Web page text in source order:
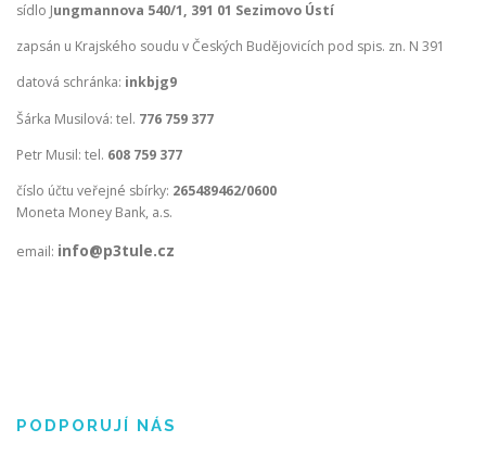
sídlo Jungmannova 540/1, 391 01 Sezimovo Ústí
zapsán u Krajského soudu v Českých Budějovicích pod spis. zn. N 391
datová schránka: inkbjg9
Šárka Musilová: tel. 776 759 377
Petr Musil: tel. 608 759 377
číslo účtu veřejné sbírky: 265489462/0600
Moneta Money Bank, a.s.
email: info@p3tule.cz
PODPORUJÍ NÁS